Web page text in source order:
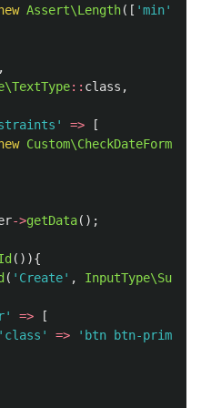
Assert\Length([ 'min'
,
:: class ,
=>
[
Custom\CheckDateFormat
->getData();
()){
( 'Create' ,
=>
[
'class'
=>
'btn btn-primary'